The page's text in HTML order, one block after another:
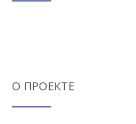
О ПРОЕКТЕ